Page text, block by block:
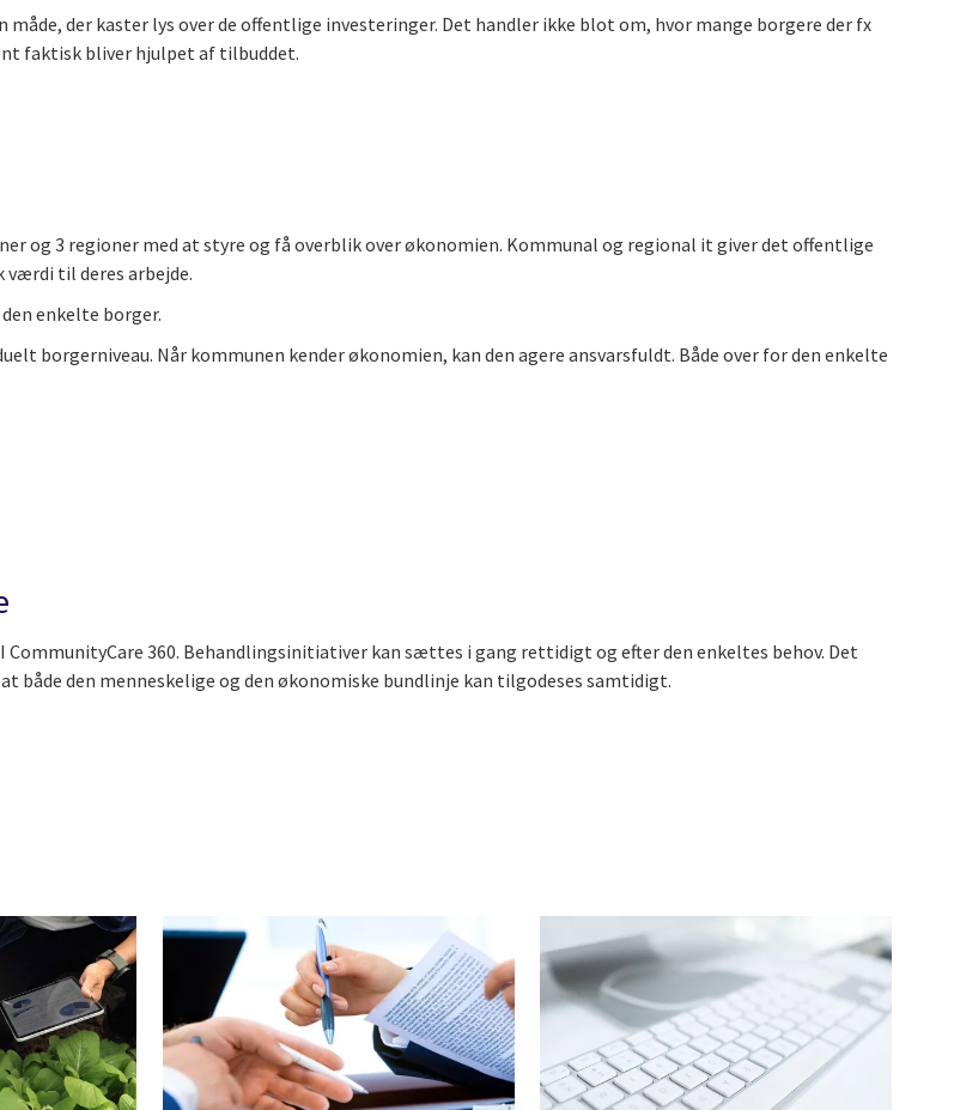
der kaster lys over de offentlige investeringer. Det handler ikke blot om, hvor mange borgere der fx
faktisk bliver hjulpet af tilbuddet.
og 3 regioner med at styre og få overblik over økonomien. Kommunal og regional it giver det offentlige
til deres arbejde.
enkelte borger.
borgerniveau. Når kommunen kender økonomien, kan den agere ansvarsfuldt. Både over for den enkelte
360. Behandlingsinitiativer kan sættes i gang rettidigt og efter den enkeltes behov. Det
både den menneskelige og den økonomiske bundlinje kan tilgodeses samtidigt.